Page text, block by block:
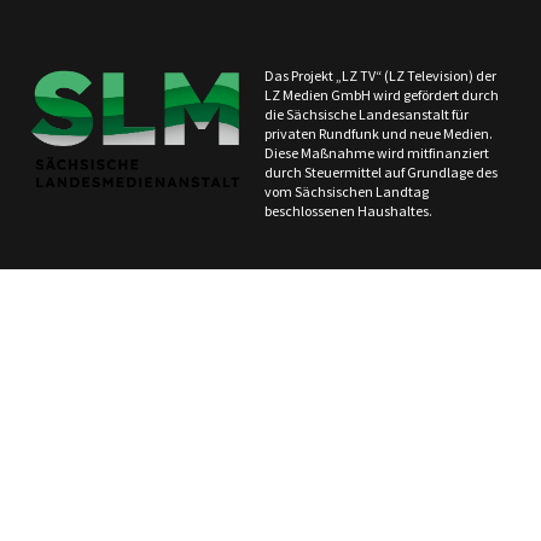
Das Projekt „LZ TV“ (LZ Television) der
LZ Medien GmbH wird gefördert durch
die Sächsische Landesanstalt für
privaten Rundfunk und neue Medien.
Diese Maßnahme wird mitfinanziert
durch Steuermittel auf Grundlage des
vom Sächsischen Landtag
beschlossenen Haushaltes.